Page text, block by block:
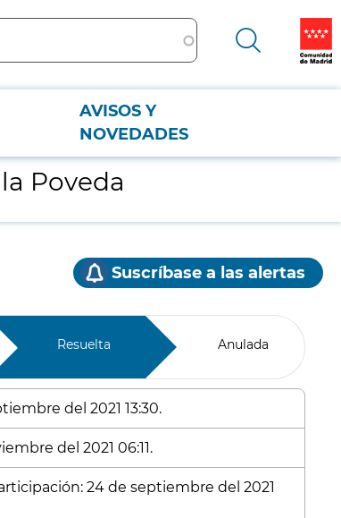
AVISOS Y
NOVEDADES
Poveda
Suscríbase a las alertas
Resuelta Anulada
del 2021 13:30.
del 2021 06:11.
24 de septiembre del 2021